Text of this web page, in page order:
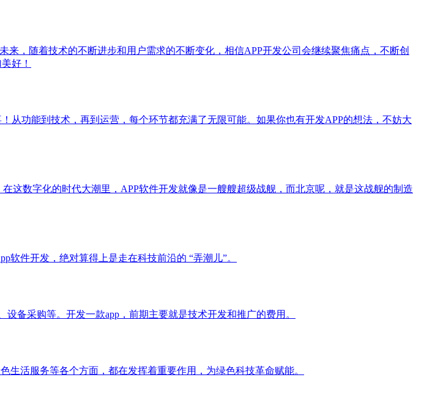
，随着技术的不断进步和用户需求的不断变化，相信APP开发公司会继续聚焦痛点，不断创
好！
从功能到技术，再到运营，每个环节都充满了无限可能。如果你也有开发APP的想法，不妨大
这数字化的时代大潮里，APP软件开发就像是一艘艘超级战舰，而北京呢，就是这战舰的制造
件开发，绝对算得上是走在科技前沿的 “弄潮儿”。
备采购等。开发一款app，前期主要就是技术开发和推广的费用。
活服务等各个方面，都在发挥着重要作用，为绿色科技革命赋能。